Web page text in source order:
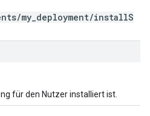
my_deployment/installS
für den Nutzer installiert ist.